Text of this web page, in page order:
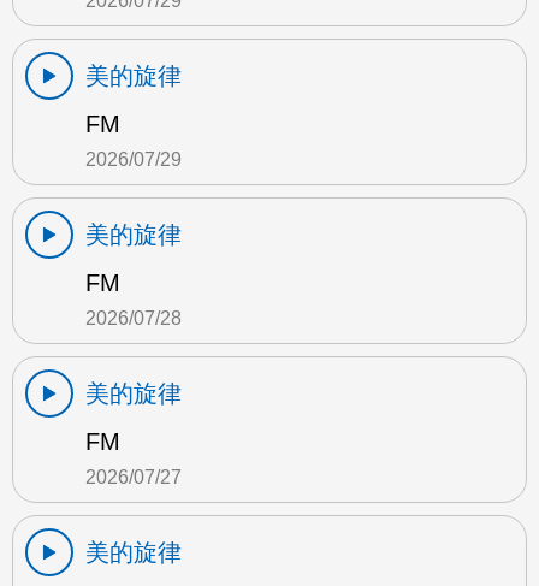
美的旋律
FM
2026/07/29
美的旋律
FM
2026/07/28
美的旋律
FM
2026/07/27
美的旋律